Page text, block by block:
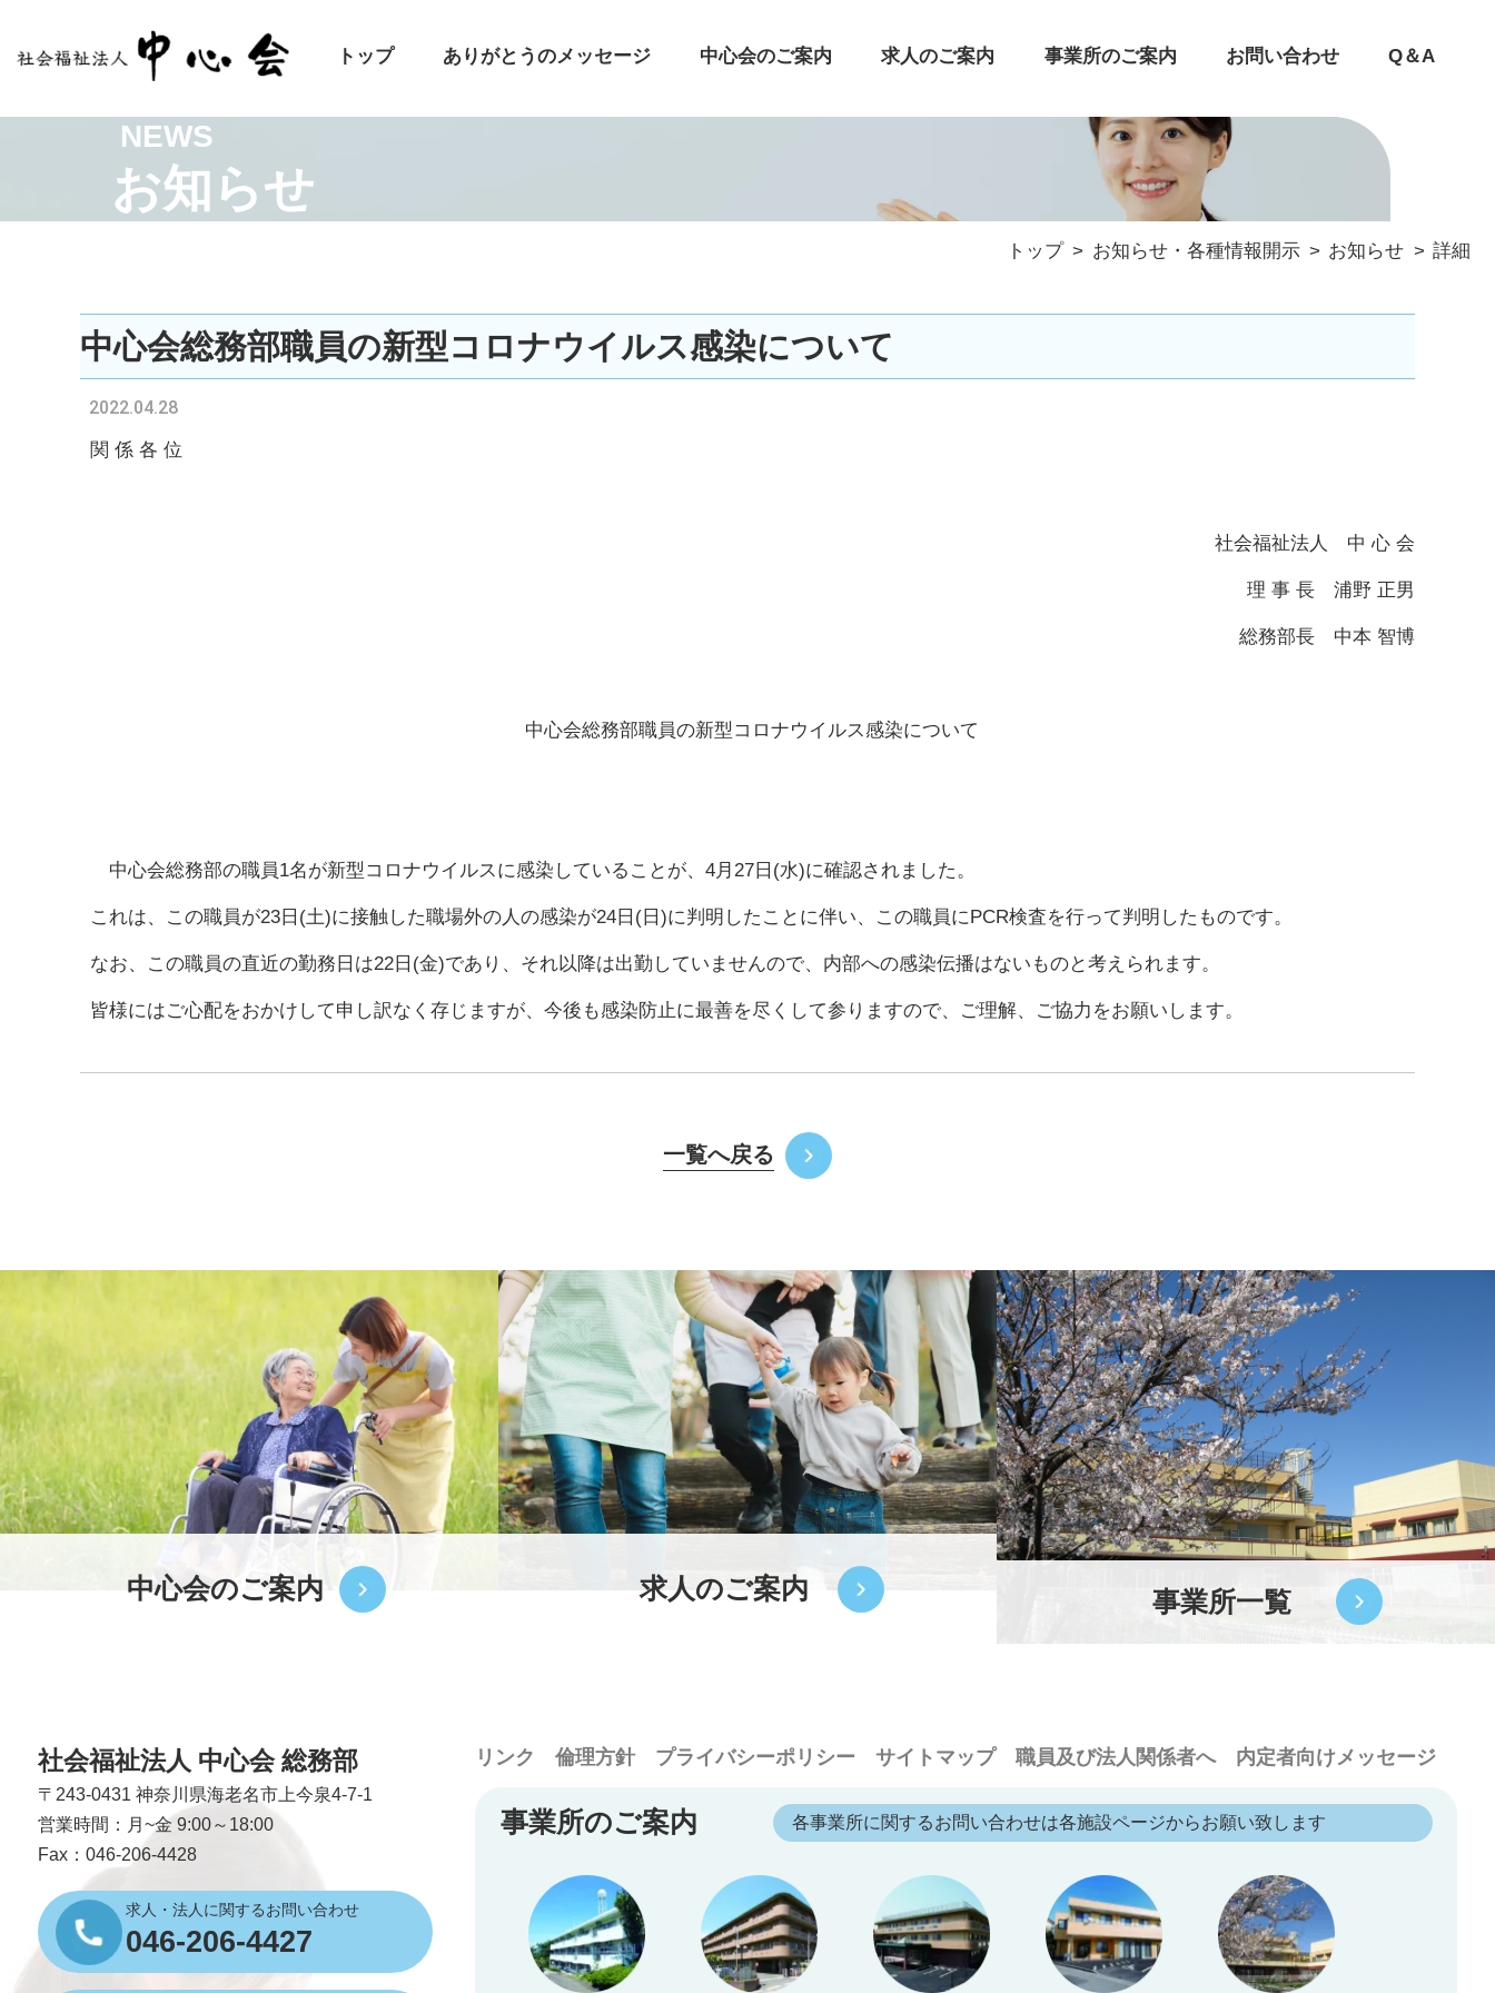
トップ ありがとうのメッセージ 中心会のご案内 求人のご案内 事業所のご案内 お問い合わせ Q＆A
NEWS
お知らせ
トップ お知らせ・各種情報開示 お知らせ 詳細
中心会総務部職員の新型コロナウイルス感染について
2022.04.28
関 係 各 位
社会福祉法人 中 心 会
理 事 長 浦野 正男
総務部長 中本 智博
中心会総務部職員の新型コロナウイルス感染について
中心会総務部の職員1名が新型コロナウイルスに感染していることが、4月27日(水)に確認されました。
これは、この職員が23日(土)に接触した職場外の人の感染が24日(日)に判明したことに伴い、この職員にPCR検査を行って判明したものです。
なお、この職員の直近の勤務日は22日(金)であり、それ以降は出勤していませんので、内部への感染伝播はないものと考えられます。
皆様にはご心配をおかけして申し訳なく存じますが、今後も感染防止に最善を尽くして参りますので、ご理解、ご協力をお願いします。
一覧へ戻る
中心会のご案内 求人のご案内 事業所一覧
社会福祉法人 中心会 総務部
〒243-0431 神奈川県海老名市上今泉4-7-1
営業時間：月~金 9:00～18:00
Fax：046-206-4428
求人・法人に関するお問い合わせ
046-206-4427
リンク 倫理方針 プライバシーポリシー サイトマップ 職員及び法人関係者へ 内定者向けメッセージ
事業所のご案内 各事業所に関するお問い合わせは各施設ページからお願い致します